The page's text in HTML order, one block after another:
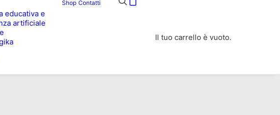
educativa e
artificiale
Shop Contatti
Il tuo carrello è vuoto.